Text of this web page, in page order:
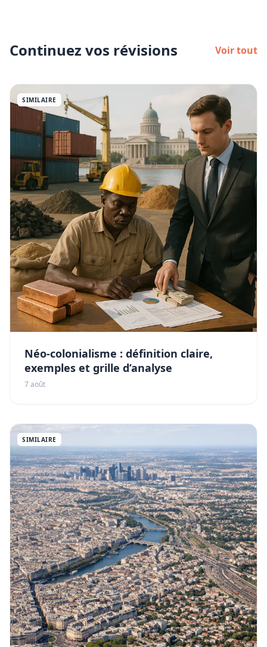
Continuez vos révisions Voir tout
SIMILAIRE
Néo-colonialisme : définition claire,
exemples et grille d’analyse
7 août
SIMILAIRE